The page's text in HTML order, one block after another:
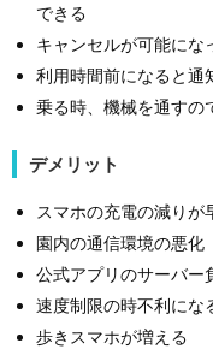
できる
キャンセルが可能にな
利用時間前になると通
乗る時、機械を通すの
デメリット
スマホの充電の減りが
園内の通信環境の悪化
公式アプリのサーバー
速度制限の時不利にな
歩きスマホが増える